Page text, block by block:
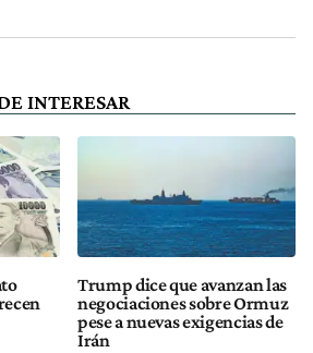
INTERESAR
Trump dice que avanzan las
negociaciones sobre Ormuz
pese a nuevas exigencias de
Irán